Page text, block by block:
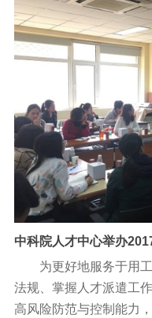
中科院人才中心举办
为更好地服务于用
法规、掌握人才派遣工
高风险防范与控制能力